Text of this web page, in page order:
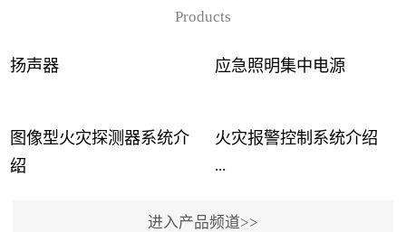
Products
扬声器 应急照明集中电源
图像型火灾探测器系统介
绍
...
火灾报警控制系统介绍
...
进入产品频道>>